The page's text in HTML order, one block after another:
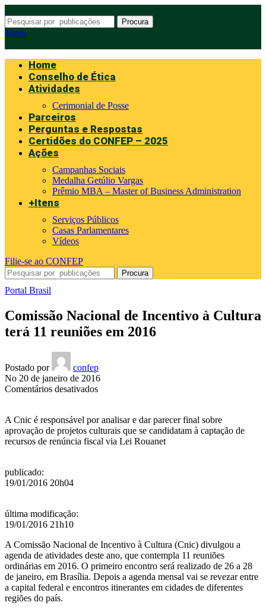
Procura
Menu
Home
Conselho de Ética
Atividades
Cerimonial de Posse
Parceiros
Perguntas e Respostas
Certidões do CONFEP – 2025
Ações
Campanhas Sociais
Medalha Getúlio Vargas
Prêmio MBA – Master of Business Administration
+Itens
Serviços Públicos
Casas Parlamentares
Vídeos
Filie-se ao CONFEP
Procura
Portal Brasil
Comissão Nacional de Incentivo à Cultura
terá 11 reuniões em 2016
Postado por
confep
No 20 de janeiro de 2016
Comentários desativadosem
de
Incentivo
à
A Cnic é responsável por analisar e dar parecer final sobre
aprovação de projetos culturais que se candidatam à captação de
recursos de renúncia fiscal via Lei Rouanet
publicado:
19/01/2016 20h04
última modificação:
19/01/2016 21h10
A Comissão Nacional de Incentivo à Cultura (Cnic) divulgou a
agenda de atividades deste ano, que contempla 11 reuniões
ordinárias em 2016. O primeiro encontro será realizado de 26 a 28
de janeiro, em Brasília. Depois a agenda mensal vai se revezar entre
a capital federal e encontros itinerantes em cidades de diferentes
regiões do país.